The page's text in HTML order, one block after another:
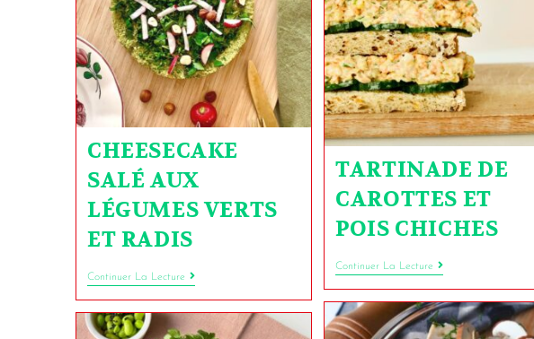
CHEESECAKE
SALÉ AUX
LÉGUMES VERTS
ET RADIS
Continuer La Lecture
TARTINADE DE
CAROTTES ET
POIS CHICHES
Continuer La Lecture